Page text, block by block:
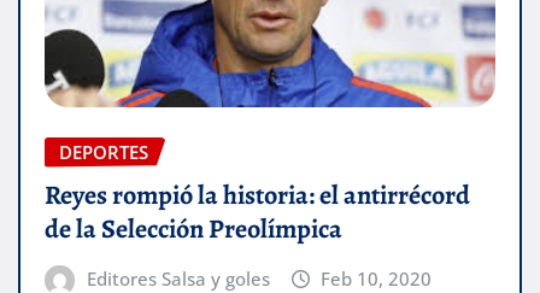
DEPORTES
Reyes rompió la historia: el antirrécord
de la Selección Preolímpica
Editores Salsa y goles Feb 10, 2020